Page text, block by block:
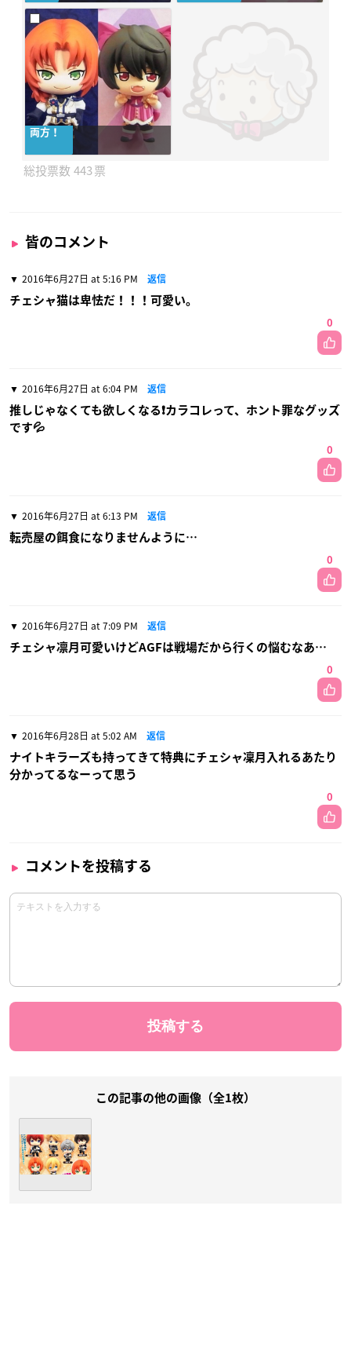
両方！
443
皆のコメント
2016年6月27日 at 5:16 PM 返信
チェシャ猫は卑怯だ！！！可愛い。
0
2016年6月27日 at 6:04 PM 返信
推しじゃなくても欲しくなる❗カラコレって、ホント罪なグッズ
です💦
0
2016年6月27日 at 6:13 PM 返信
転売屋の餌食になりませんように…
0
2016年6月27日 at 7:09 PM 返信
チェシャ凛月可愛いけどAGFは戦場だから行くの悩むなあ…
0
2016年6月28日 at 5:02 AM 返信
ナイトキラーズも持ってきて特典にチェシャ凜月入れるあたり
分かってるなーって思う
0
コメントを投稿する
この記事の他の画像（全1枚）